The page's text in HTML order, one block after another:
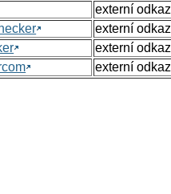
externí odkaz
externí odkaz
externí odkaz
externí odkaz